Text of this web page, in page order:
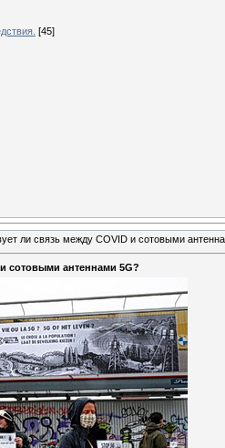
[45]
ли связь между COVID и сотовыми
сотовыми антеннами 5G?